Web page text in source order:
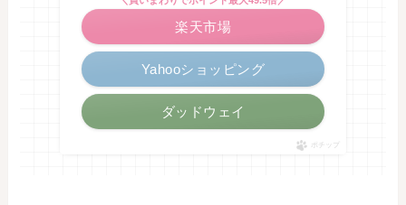
楽天市場
Yahooショッピング
ダッドウェイ
ポチップ